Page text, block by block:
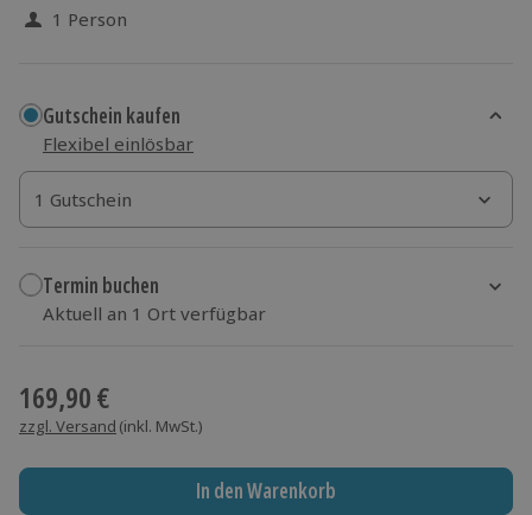
1 Person
Gutschein kaufen
Flexibel einlösbar
1 Gutschein
1 Gutschein
1 Gutschein
Termin buchen
Aktuell an 1 Ort verfügbar
169,90 €
zzgl. Versand (inkl. MwSt.)
In den Warenkorb